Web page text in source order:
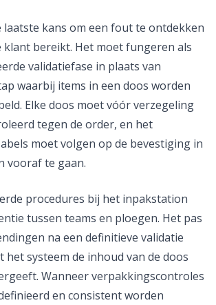
laatste kans om een fout te ontdekken
klant bereikt. Het moet fungeren als
validatiefase in plaats van
waarbij items in een doos worden
Elke doos moet vóór verzegeling
tegen de order, en het
moet volgen op de bevestiging in
vooraf te gaan.
procedures bij het inpakstation
tussen teams en ploegen. Het pas
na een definitieve validatie
systeem de inhoud van de doos
Wanneer verpakkingscontroles
en consistent worden